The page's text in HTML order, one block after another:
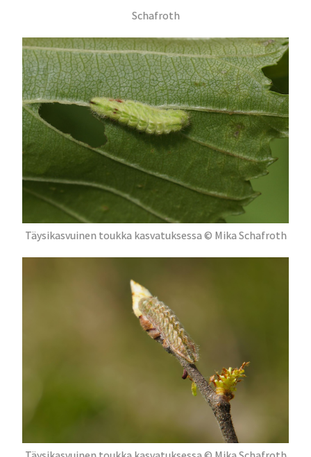
Schafroth
Täysikasvuinen toukka kasvatuksessa © Mika Schafroth